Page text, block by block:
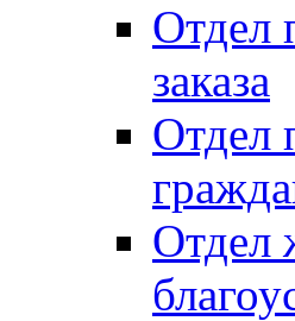
Отдел
заказа
Отдел
Отдел